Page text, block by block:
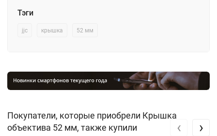
Тэги
jjc крышка 52 мм
Покупатели, которые приобрели Крышка
объектива 52 мм, также купили
‹ ›